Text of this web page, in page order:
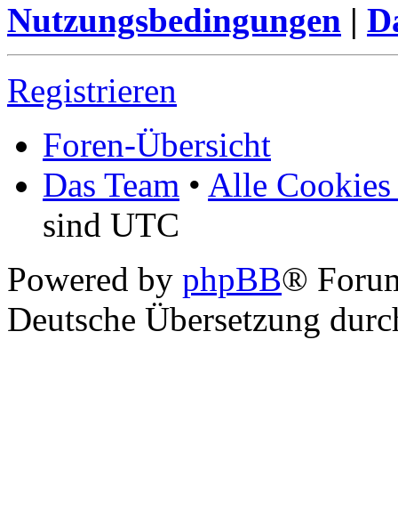
Nutzungsbedingungen |
Registrieren
Foren-Übersicht
Das Team • Alle Cookies
sind UTC
Powered by phpBB®
Deutsche Übersetzung